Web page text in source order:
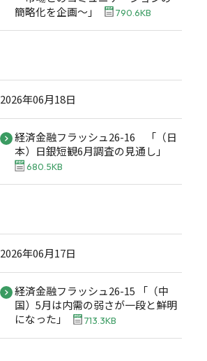
簡略化を企画～」
790.6KB
2026年06月18日
経済金融フラッシュ26-16 「（日
本）日銀短観6月調査の見通し」
680.5KB
2026年06月17日
経済金融フラッシュ26-15 「（中
国）5月は内需の弱さが一段と鮮明
になった」
713.3KB